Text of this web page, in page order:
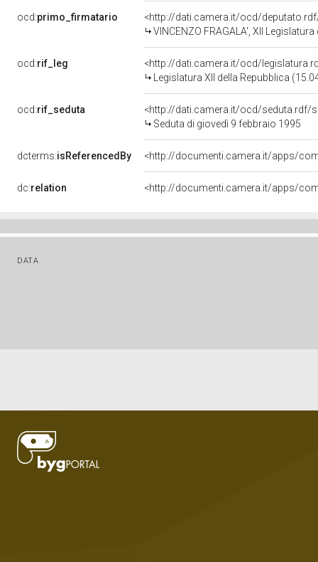
ocd:primo_firmatario
<http://dati.camera.it/ocd/
VINCENZO FRAGALA', XII
ocd:rif_leg
<http://dati.camera.it/ocd/
Legislatura XII della Repubblica
ocd:rif_seduta
<http://dati.camera.it/ocd/seduta.rdf/
Seduta di giovedì 9 febbraio 1995
dcterms:isReferencedBy
dc:relation
DATA